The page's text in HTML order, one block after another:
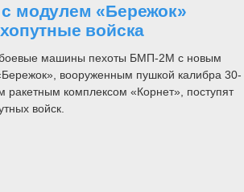
модулем «Бережок»
войска
машины пехоты БМП-2М с новым
вооруженным пушкой калибра 30-
ракетным комплексом «Корнет», поступят
войск.